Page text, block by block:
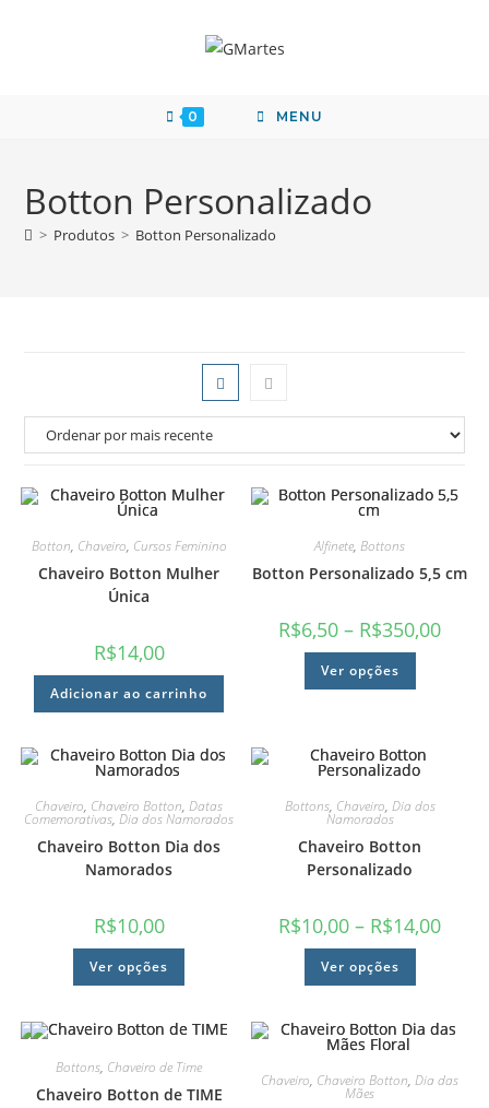
0 MENU
Botton Personalizado
> Produtos > Botton Personalizado
Botton, Chaveiro, Cursos Feminino
Chaveiro Botton Mulher
Única
R$14,00
Adicionar ao carrinho
Alfinete,Bottons
Botton Personalizado 5,5 cm
R$6,50 – R$350,00
Ver opções
Chaveiro, Chaveiro Botton,Datas
Comemorativas,Dia dos Namorados
Chaveiro Botton Dia dos
Namorados
R$10,00
Ver opções
Bottons, Chaveiro, Dia dos
Namorados
Chaveiro Botton
Personalizado
R$10,00 – R$14,00
Ver opções
Bottons, Chaveiro de Time
Chaveiro Botton de TIME
Chaveiro, Chaveiro Botton,Dia das
Mães